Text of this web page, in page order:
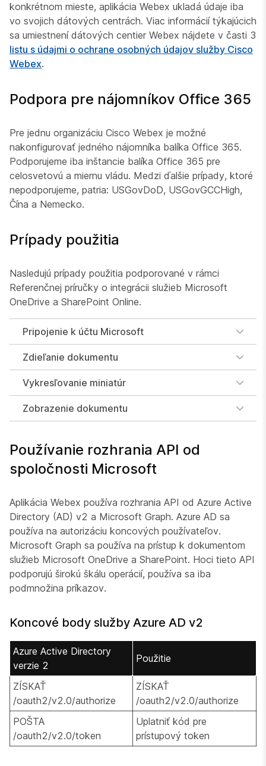
konkrétnom mieste, aplikácia Webex ukladá údaje iba
vo svojich dátových centrách. Viac informácií týkajúcich
sa umiestnení dátových centier Webex nájdete v časti 3
listu s údajmi o ochrane osobných údajov služby Cisco
Webex.
Podpora pre nájomníkov Office 365
Pre jednu organizáciu Cisco Webex je možné
nakonfigurovať jedného nájomníka balíka Office 365.
Podporujeme iba inštancie balíka Office 365 pre
celosvetovú a miernu vládu. Medzi ďalšie prípady, ktoré
nepodporujeme, patria: USGovDoD, USGovGCCHigh,
Čína a Nemecko.
Prípady použitia
Nasledujú prípady použitia podporované v rámci
Referenčnej príručky o integrácii služieb Microsoft
OneDrive a SharePoint Online.
Pripojenie k účtu Microsoft
Zdieľanie dokumentu
Vykresľovanie miniatúr
Zobrazenie dokumentu
Používanie rozhrania API od
spoločnosti Microsoft
Aplikácia Webex používa rozhrania API od Azure Active
Directory (AD) v2 a Microsoft Graph. Azure AD sa
používa na autorizáciu koncových používateľov.
Microsoft Graph sa používa na prístup k dokumentom
služieb Microsoft OneDrive a SharePoint. Hoci tieto API
podporujú širokú škálu operácií, používa sa iba
podmnožina príkazov.
Koncové body služby Azure AD v2
Azure Active Directory
verzie 2
Použitie
ZÍSKAŤ
/oauth2/v2.0/authorize
ZÍSKAŤ
/oauth2/v2.0/authorize
POŠTA
/oauth2/v2.0/token
Uplatniť kód pre
prístupový token